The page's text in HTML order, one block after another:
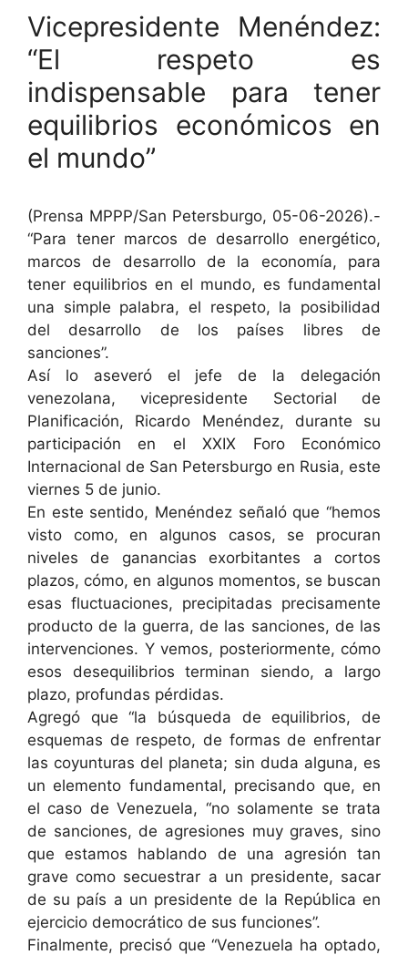
Vicepresidente Menéndez:
“El respeto es
indispensable para tener
equilibrios económicos en
el mundo”
(Prensa MPPP/San Petersburgo, 05-06-2026).-
“Para tener marcos de desarrollo energético,
marcos de desarrollo de la economía, para
tener equilibrios en el mundo, es fundamental
una simple palabra, el respeto, la posibilidad
del desarrollo de los países libres de
sanciones”.
Así lo aseveró el jefe de la delegación
venezolana, vicepresidente Sectorial de
Planificación, Ricardo Menéndez, durante su
participación en el XXIX Foro Económico
Internacional de San Petersburgo en Rusia, este
viernes 5 de junio.
En este sentido, Menéndez señaló que “hemos
visto como, en algunos casos, se procuran
niveles de ganancias exorbitantes a cortos
plazos, cómo, en algunos momentos, se buscan
esas fluctuaciones, precipitadas precisamente
producto de la guerra, de las sanciones, de las
intervenciones. Y vemos, posteriormente, cómo
esos desequilibrios terminan siendo, a largo
plazo, profundas pérdidas.
Agregó que “la búsqueda de equilibrios, de
esquemas de respeto, de formas de enfrentar
las coyunturas del planeta; sin duda alguna, es
un elemento fundamental, precisando que, en
el caso de Venezuela, “no solamente se trata
de sanciones, de agresiones muy graves, sino
que estamos hablando de una agresión tan
grave como secuestrar a un presidente, sacar
de su país a un presidente de la República en
ejercicio democrático de sus funciones”.
Finalmente, precisó que “Venezuela ha optado,